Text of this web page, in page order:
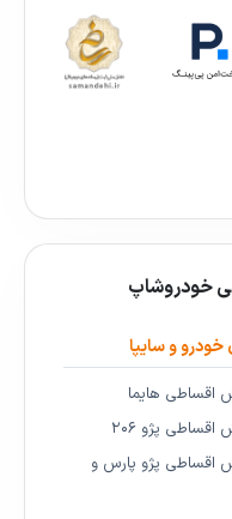
خودروشاپ
خودرو و سایپا
اقساطی هایما
اقساطی پژو ۲۰۶
اقساطی پژو پارس و